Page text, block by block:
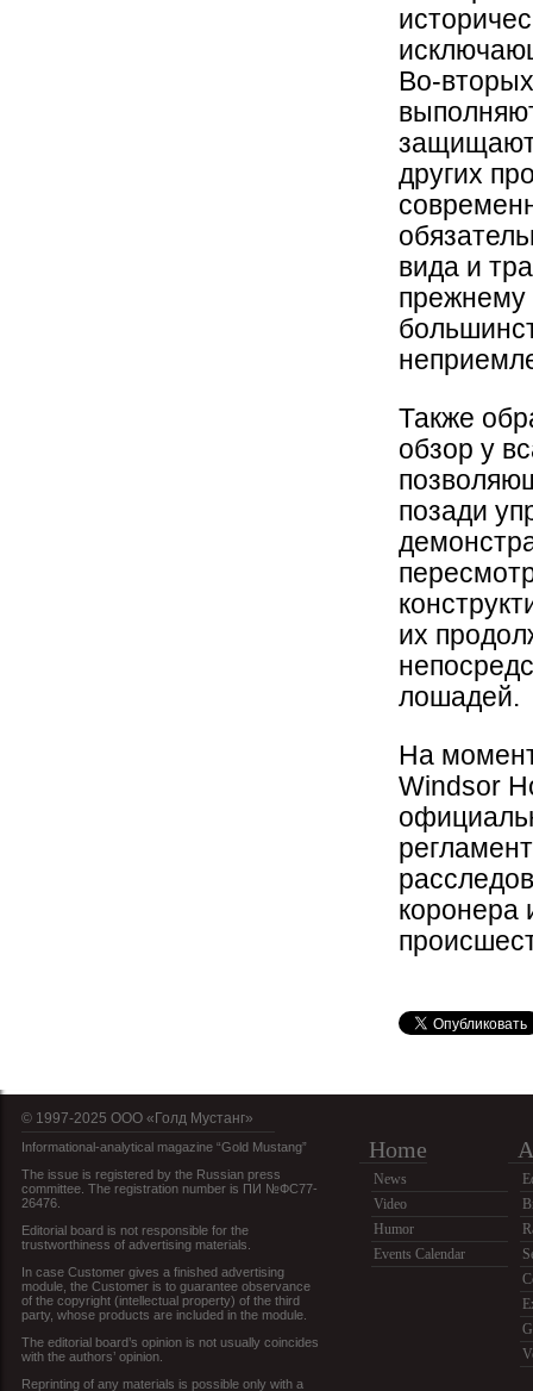
Во-
защищают
других
вида и
прежнему
Также
обзор у
позади
их
лошадей.
На
Windsor
коронера
© 1997-2025 OOO «Голд Мустанг»
Informational-analytical magazine “Gold Mustang”
The issue is registered by the Russian press
committee. The registration number is ПИ №ФС77-
26476.
Editorial board is not responsible for the
trustworthiness of advertising materials.
In case Customer gives a finished advertising
module, the Customer is to guarantee observance
of the copyright (intellectual property) of the third
party, whose products are included in the module.
The editorial board’s opinion is not usually coincides
with the authors’ opinion.
Reprinting of any materials is possible only with a
Home
News
Video
Humor
Events Calendar